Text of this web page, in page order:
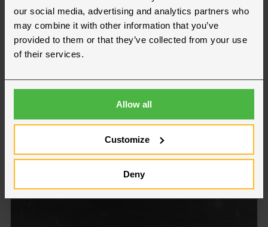
our social media, advertising and analytics partners who
may combine it with other information that you’ve
provided to them or that they’ve collected from your use
of their services.
Allow all
Customize
Deny
Lager & Logistik